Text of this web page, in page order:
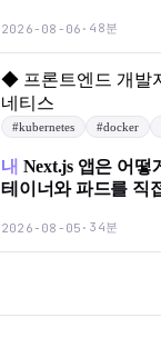
2026-08-06 · 48분
◆ 프론트엔드 개발
네티스
#kubernetes #docker
내 Next.js 앱은 어떻
테이너와 파드를 직
2026-08-05 · 34분